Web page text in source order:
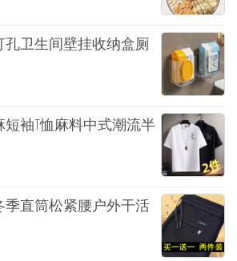
卫生间壁挂收纳盒厕
袖T恤麻料中式潮流半
直筒松紧腰户外干活